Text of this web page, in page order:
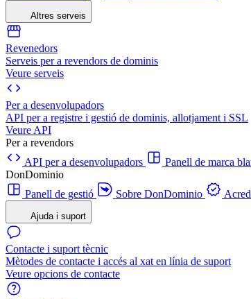
Altres serveis
Revenedors
Serveis per a revendors de dominis
Veure serveis
Per a desenvolupadors
API per a registre i gestió de dominis, allotjament i SSL
Veure API
Per a revendors
API per a desenvolupadors
Panell de marca
DonDominio
Panell de gestió
Sobre DonDominio
Ajuda i suport
Contacte i suport tècnic
Mètodes de contacte i accés al xat en línia de suport
Veure opcions de contacte